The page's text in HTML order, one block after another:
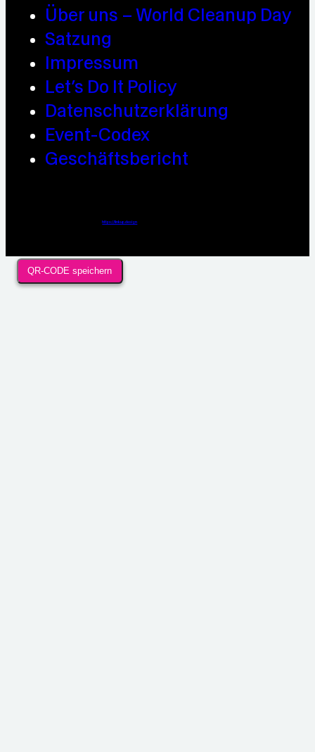
Über uns – World Cleanup Day
Satzung
Impressum
Let’s Do It Policy
Datenschutzerklärung
Event-Codex
Geschäftsbericht
https://linkup.design
QR-CODE speichern